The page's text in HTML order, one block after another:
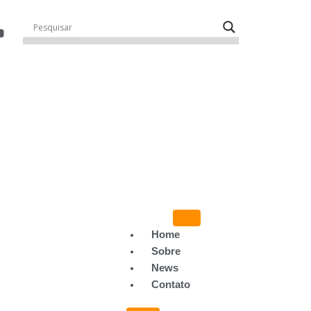
Home
Sobre
News
Contato